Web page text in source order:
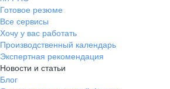
Готовое резюме
Все сервисы
Хочу у вас работать
Производственный календарь
Экспертная рекомендация
Новости и статьи
Блог